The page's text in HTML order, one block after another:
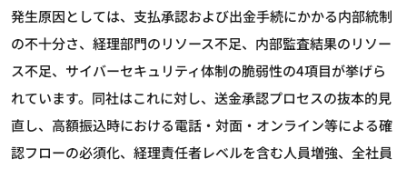
発生原因としては、支払承認および出金手続にかかる内部統制
の不十分さ、経理部門のリソース不足、内部監査結果のリソー
ス不足、サイバーセキュリティ体制の脆弱性の4項目が挙げら
れています。同社はこれに対し、送金承認プロセスの抜本的見
直し、高額振込時における電話・対面・オンライン等による確
認フローの必須化、経理責任者レベルを含む人員増強、全社員